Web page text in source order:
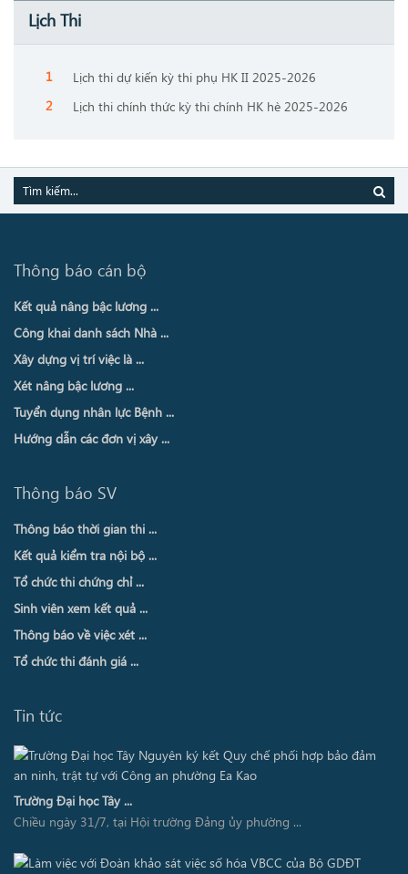
Lịch Thi
Lịch thi dự kiến kỳ thi phụ HK II 2025-2026
Lịch thi chính thức kỳ thi chính HK hè 2025-2026
Thông báo cán bộ
Kết quả nâng bậc lương ...
Công khai danh sách Nhà ...
Xây dựng vị trí việc là ...
Xét nâng bậc lương ...
Tuyển dụng nhân lực Bệnh ...
Hướng dẫn các đơn vị xây ...
Thông báo SV
Thông báo thời gian thi ...
Kết quả kiểm tra nội bộ ...
Tổ chức thi chứng chỉ ...
Sinh viên xem kết quả ...
Thông báo về việc xét ...
Tổ chức thi đánh giá ...
Tin tức
Trường Đại học Tây ...
Chiều ngày 31/7, tại Hội trường Đảng ủy phường ...